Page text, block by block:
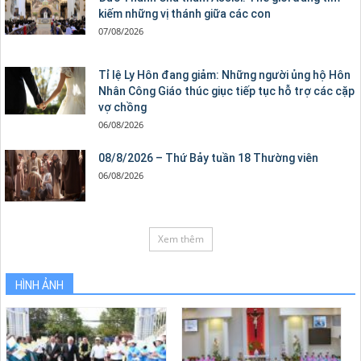
kiếm những vị thánh giữa các con
07/08/2026
Tỉ lệ Ly Hôn đang giảm: Những người ủng hộ Hôn
Nhân Công Giáo thúc giục tiếp tục hỗ trợ các cặp
vợ chồng
06/08/2026
08/8/2026 – Thứ Bảy tuần 18 Thường viên
06/08/2026
Xem thêm
HÌNH ẢNH